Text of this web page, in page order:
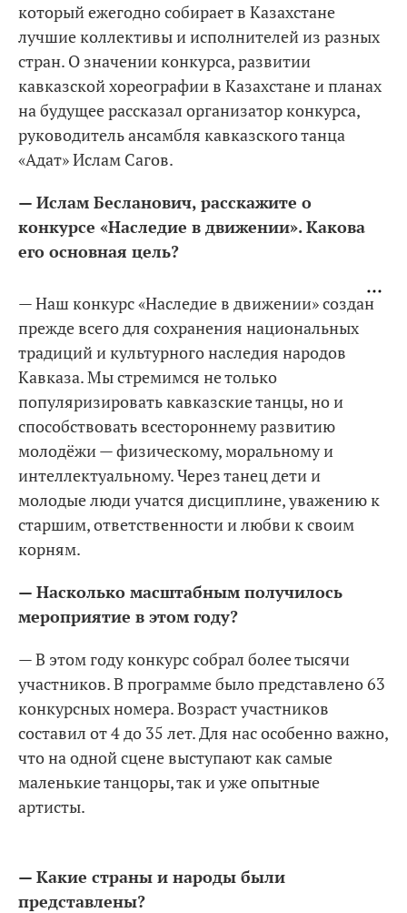
который ежегодно собирает в Казахстане
лучшие коллективы и исполнителей из разных
стран. О значении конкурса, развитии
кавказской хореографии в Казахстане и планах
на будущее рассказал организатор конкурса,
руководитель ансамбля кавказского танца
«Адат» Ислам Сагов.
— Ислам Бесланович, расскажите о
конкурсе «Наследие в движении». Какова
его основная цель?
— Наш конкурс «Наследие в движении» создан
прежде всего для сохранения национальных
традиций и культурного наследия народов
Кавказа. Мы стремимся не только
популяризировать кавказские танцы, но и
способствовать всестороннему развитию
молодёжи — физическому, моральному и
интеллектуальному. Через танец дети и
молодые люди учатся дисциплине, уважению к
старшим, ответственности и любви к своим
корням.
— Насколько масштабным получилось
мероприятие в этом году?
— В этом году конкурс собрал более тысячи
участников. В программе было представлено 63
конкурсных номера. Возраст участников
составил от 4 до 35 лет. Для нас особенно важно,
что на одной сцене выступают как самые
маленькие танцоры, так и уже опытные
артисты.
— Какие страны и народы были
представлены?